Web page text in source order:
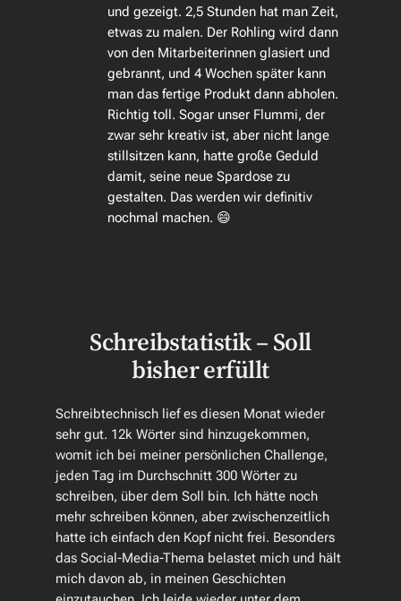
und gezeigt. 2,5 Stunden hat man Zeit,
etwas zu malen. Der Rohling wird dann
von den Mitarbeiterinnen glasiert und
gebrannt, und 4 Wochen später kann
man das fertige Produkt dann abholen.
Richtig toll. Sogar unser Flummi, der
zwar sehr kreativ ist, aber nicht lange
stillsitzen kann, hatte große Geduld
damit, seine neue Spardose zu
gestalten. Das werden wir definitiv
nochmal machen. 😄
Schreibstatistik – Soll
bisher erfüllt
Schreibtechnisch lief es diesen Monat wieder
sehr gut. 12k Wörter sind hinzugekommen,
womit ich bei meiner persönlichen Challenge,
jeden Tag im Durchschnitt 300 Wörter zu
schreiben, über dem Soll bin. Ich hätte noch
mehr schreiben können, aber zwischenzeitlich
hatte ich einfach den Kopf nicht frei. Besonders
das Social-Media-Thema belastet mich und hält
mich davon ab, in meinen Geschichten